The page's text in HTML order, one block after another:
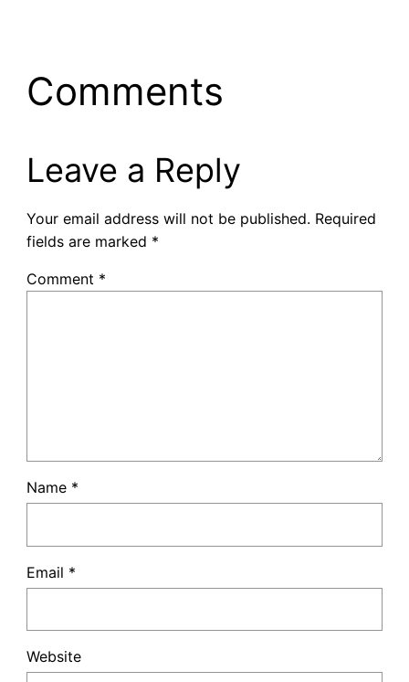
Comments
Leave a Reply
Your email address will not be published. Required
fields are marked *
Comment *
Name *
Email *
Website